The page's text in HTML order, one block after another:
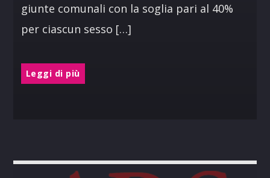
giunte comunali con la soglia pari al 40%
per ciascun sesso […]
Leggi di più